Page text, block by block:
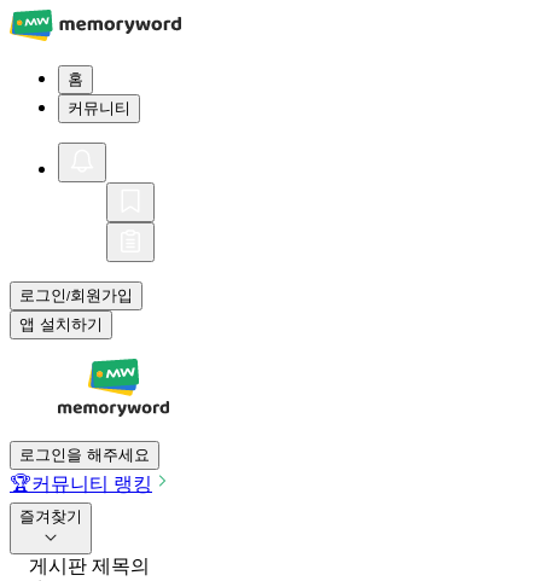
홈
커뮤니티
로그인/회원가입
앱 설치하기
로그인을 해주세요
🏆커뮤니티 랭킹
즐겨찾기
게시판 제목의